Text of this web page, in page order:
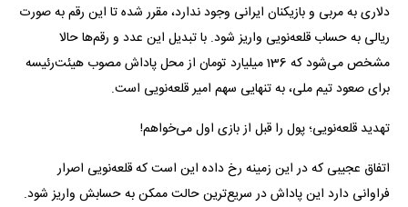
دلاری به مربی و بازیکنان ایرانی وجود ندارد، مقرر شده تا این رقم به صورت
ریالی به حساب قلعه‌نویی واریز شود. با تبدیل این عدد و رقم‌ها حالا
مشخص می‌شود که 136 میلیارد تومان از محل پاداش مصوب هیئت‌رئیسه
برای صعود تیم ملی، به تنهایی سهم امیر قلعه‌نویی است.
تهدید قلعه‌نویی؛ پول را قبل از بازی اول می‌خواهم!
اتفاق عجیبی که در این زمینه رخ داده این است که قلعه‌نویی اصرار
فراوانی دارد این پاداش در سریع‌ترین حالت ممکن به حسابش واریز شود.